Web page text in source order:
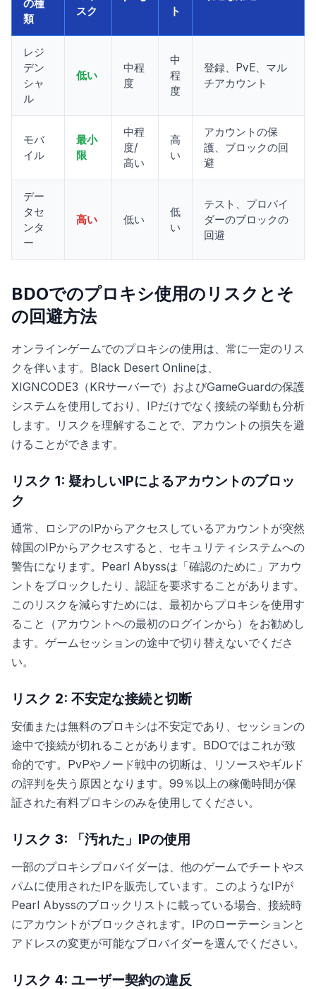
の種
類
スク
ト
レジ
デン
シャ
ル
低い
中程
度
中
程
度
登録、PvE、マル
チアカウント
モバ
イル
最小
限
中程
度/
高い
高
い
アカウントの保
護、ブロックの回
避
デー
タセ
ンタ
ー
高い 低い
低
い
テスト、プロバイ
ダーのブロックの
回避
BDOでのプロキシ使用のリスクとそ
の回避方法
オンラインゲームでのプロキシの使用は、常に一定のリス
クを伴います。Black Desert Onlineは、
XIGNCODE3（KRサーバーで）およびGameGuardの保護
システムを使用しており、IPだけでなく接続の挙動も分析
します。リスクを理解することで、アカウントの損失を避
けることができます。
リスク 1: 疑わしいIPによるアカウントのブロッ
ク
通常、ロシアのIPからアクセスしているアカウントが突然
韓国のIPからアクセスすると、セキュリティシステムへの
警告になります。Pearl Abyssは「確認のために」アカウ
ントをブロックしたり、認証を要求することがあります。
このリスクを減らすためには、最初からプロキシを使用す
ること（アカウントへの最初のログインから）をお勧めし
ます。ゲームセッションの途中で切り替えないでくださ
い。
リスク 2: 不安定な接続と切断
安価または無料のプロキシは不安定であり、セッションの
途中で接続が切れることがあります。BDOではこれが致
命的です。PvPやノード戦中の切断は、リソースやギルド
の評判を失う原因となります。99％以上の稼働時間が保
証された有料プロキシのみを使用してください。
リスク 3: 「汚れた」IPの使用
一部のプロキシプロバイダーは、他のゲームでチートやス
パムに使用されたIPを販売しています。このようなIPが
Pearl Abyssのブロックリストに載っている場合、接続時
にアカウントがブロックされます。IPのローテーションと
アドレスの変更が可能なプロバイダーを選んでください。
リスク 4: ユーザー契約の違反